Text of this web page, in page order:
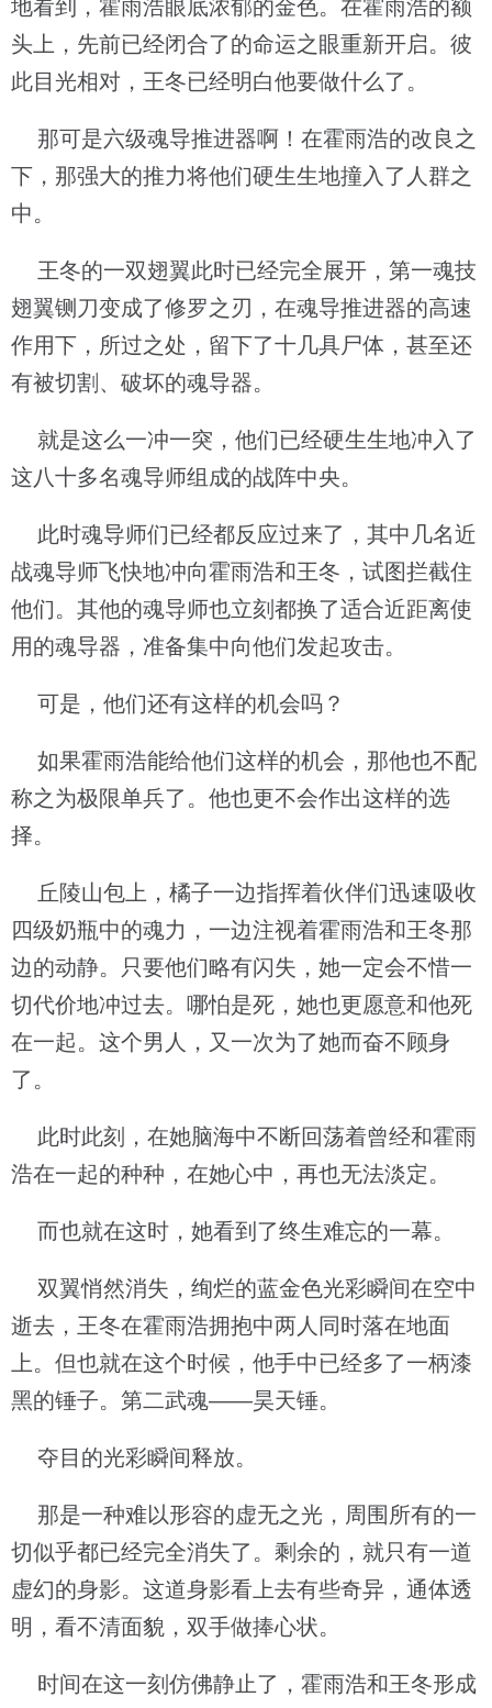
地看到，霍雨浩眼底浓郁的金色。在霍雨浩的额
头上，先前已经闭合了的命运之眼重新开启。彼
此目光相对，王冬已经明白他要做什么了。
那可是六级魂导推进器啊！在霍雨浩的改良之
下，那强大的推力将他们硬生生地撞入了人群之
中。
王冬的一双翅翼此时已经完全展开，第一魂技
翅翼铡刀变成了修罗之刃，在魂导推进器的高速
作用下，所过之处，留下了十几具尸体，甚至还
有被切割、破坏的魂导器。
就是这么一冲一突，他们已经硬生生地冲入了
这八十多名魂导师组成的战阵中央。
此时魂导师们已经都反应过来了，其中几名近
战魂导师飞快地冲向霍雨浩和王冬，试图拦截住
他们。其他的魂导师也立刻都换了适合近距离使
用的魂导器，准备集中向他们发起攻击。
可是，他们还有这样的机会吗？
如果霍雨浩能给他们这样的机会，那他也不配
称之为极限单兵了。他也更不会作出这样的选
择。
丘陵山包上，橘子一边指挥着伙伴们迅速吸收
四级奶瓶中的魂力，一边注视着霍雨浩和王冬那
边的动静。只要他们略有闪失，她一定会不惜一
切代价地冲过去。哪怕是死，她也更愿意和他死
在一起。这个男人，又一次为了她而奋不顾身
了。
此时此刻，在她脑海中不断回荡着曾经和霍雨
浩在一起的种种，在她心中，再也无法淡定。
而也就在这时，她看到了终生难忘的一幕。
双翼悄然消失，绚烂的蓝金色光彩瞬间在空中
逝去，王冬在霍雨浩拥抱中两人同时落在地面
上。但也就在这个时候，他手中已经多了一柄漆
黑的锤子。第二武魂——昊天锤。
夺目的光彩瞬间释放。
那是一种难以形容的虚无之光，周围所有的一
切似乎都已经完全消失了。剩余的，就只有一道
虚幻的身影。这道身影看上去有些奇异，通体透
明，看不清面貌，双手做捧心状。
时间在这一刻仿佛静止了，霍雨浩和王冬形成